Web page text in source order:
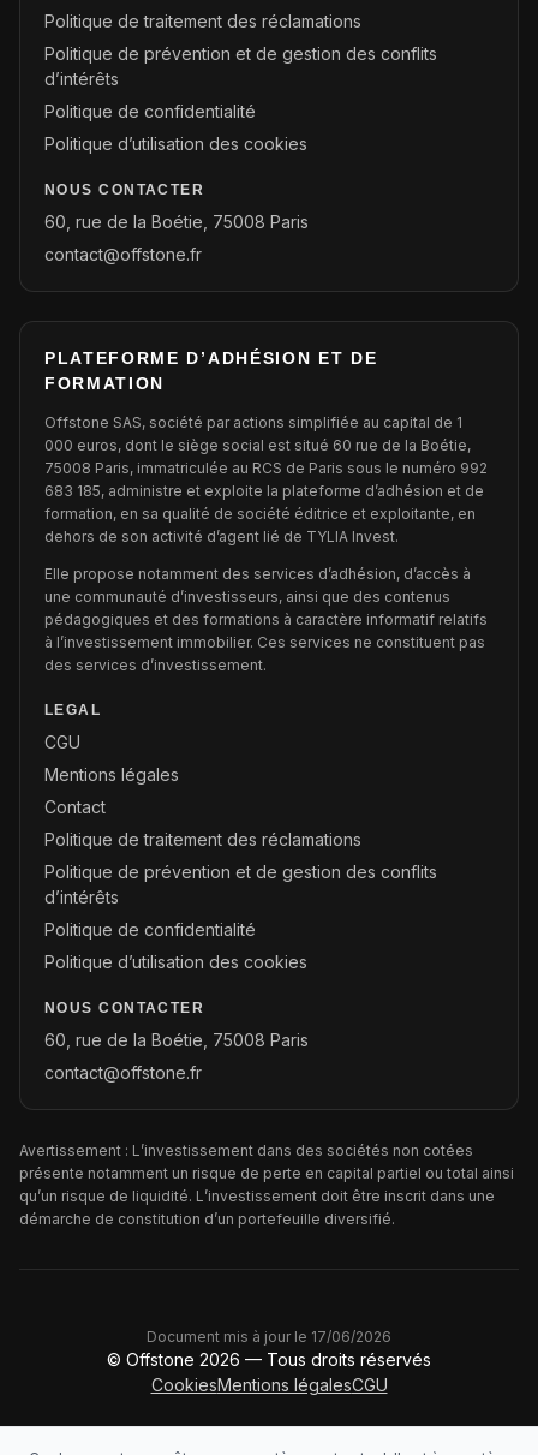
Politique de traitement des réclamations
Politique de prévention et de gestion des conflits
d’intérêts
Politique de confidentialité
Politique d’utilisation des cookies
NOUS CONTACTER
60, rue de la Boétie, 75008 Paris
contact@offstone.fr
PLATEFORME D’ADHÉSION ET DE
FORMATION
Offstone SAS, société par actions simplifiée au capital de 1
000 euros, dont le siège social est situé 60 rue de la Boétie,
75008 Paris, immatriculée au RCS de Paris sous le numéro 992
683 185, administre et exploite la plateforme d’adhésion et de
formation, en sa qualité de société éditrice et exploitante, en
dehors de son activité d’agent lié de TYLIA Invest.
Elle propose notamment des services d’adhésion, d’accès à
une communauté d’investisseurs, ainsi que des contenus
pédagogiques et des formations à caractère informatif relatifs
à l’investissement immobilier. Ces services ne constituent pas
des services d’investissement.
LEGAL
CGU
Mentions légales
Contact
Politique de traitement des réclamations
Politique de prévention et de gestion des conflits
d’intérêts
Politique de confidentialité
Politique d’utilisation des cookies
NOUS CONTACTER
60, rue de la Boétie, 75008 Paris
contact@offstone.fr
Avertissement : L’investissement dans des sociétés non cotées
présente notamment un risque de perte en capital partiel ou total ainsi
qu’un risque de liquidité. L’investissement doit être inscrit dans une
démarche de constitution d’un portefeuille diversifié.
Document mis à jour le 17/06/2026
© Offstone 2026 — Tous droits réservés
CookiesMentions légalesCGU